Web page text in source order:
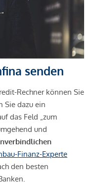
senden
Rechner können Sie
Sie dazu ein
das Feld „zum
und
Finanz-Experte
den besten